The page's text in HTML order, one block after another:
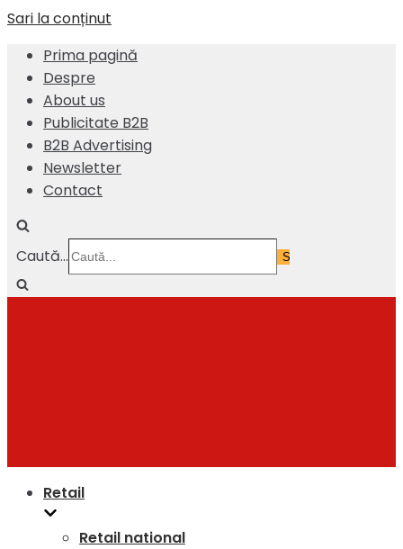
Sari la conținut
Prima pagină
Despre
About us
Publicitate B2B
B2B Advertising
Newsletter
Contact
Caută...
Retail
Retail national